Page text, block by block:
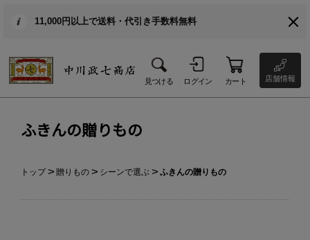
11,000円以上で送料・代引き手数料無料
見つける ログイン カート 店舗情報
ふきんの贈りもの
トップ 贈りもの シーンで選ぶ ふきんの贈りもの